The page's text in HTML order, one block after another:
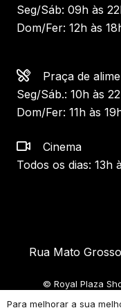
Seg/Sáb: 09h às
Dom/Fer: 12h às
Praça de
Seg/Sáb.: 10h às
Dom/Fer: 11h às
Cinema
Todos os dias: 13h
Rua Mato
© Royal Plaza
Para melhorar a sua